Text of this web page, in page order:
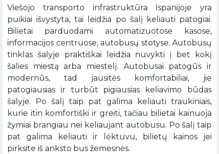
Viešojo transporto infrastruktūra Ispanijoje yra
puikiai išvystyta, tai leidžia po šalį keliauti patogiai.
Bilietai parduodami automatizuotose kasose,
informacijos centruose, autobusų stotyse. Autobusų
tinklas šalyje praktiškai leidžia nuvykti į bet kokį
šalies miestą arba miestelį. Autobusai patogūs ir
modernūs, tad jausitės komfortabiliai, jie
patogiausias ir turbūt pigiausias keliavimo būdas
šalyje. Po šalį taip pat galima keliauti traukiniais,
kurie itin komfortiški ir greiti, tačiau bilietai kainuoja
žymiai brangiau nei keliaujant autobusu. Po šalį taip
pat galima keliauti ir lėktuvu, bilietų kainos jei
pirksite iš anksto bus žemesnės.